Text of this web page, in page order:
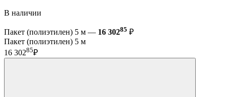
В наличии
Пакет (полиэтилен) 5 м — 16 30285 ₽
Пакет (полиэтилен) 5 м
16 30285₽